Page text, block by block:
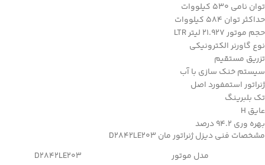
توان نامی 530 کیلووات
حداکثر توان 584 کیلووات
حجم موتور 21.927 لیتر LTR
نوع گاورنر الکترونیکی
تزریق مستقیم
سیستم خنک سازی با آب
ژنراتور استمفورد اصل
تک بلبرینگ
عایق H
بهره وری 94.2 درصد
مشخصات فنی دیزل ژنراتور مان D2842LE203
مدل موتور
D2842LE203